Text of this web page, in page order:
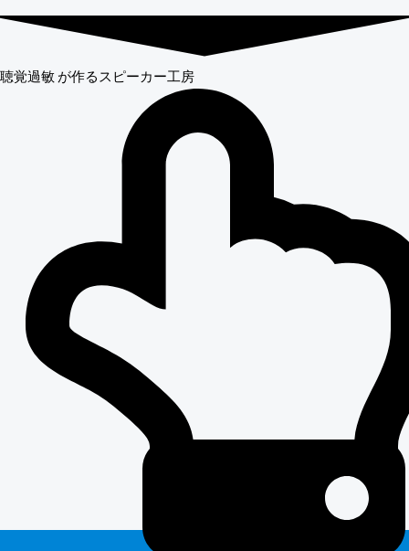
聴覚過敏 が作るスピーカー工房